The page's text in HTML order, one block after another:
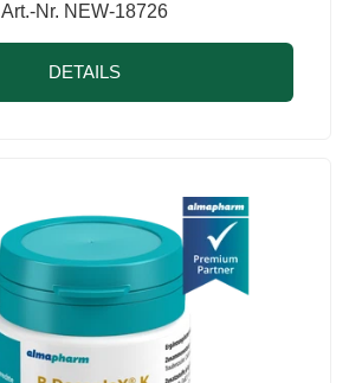
Art.-Nr. NEW-18726
DETAILS